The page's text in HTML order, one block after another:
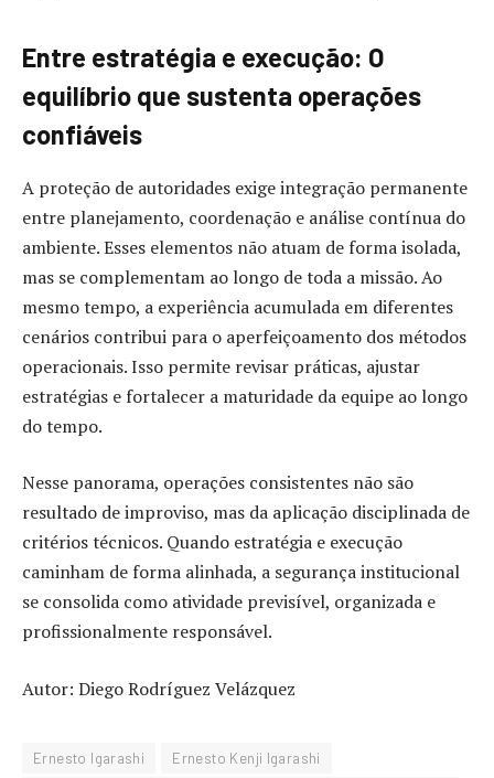
Entre estratégia e execução: O
equilíbrio que sustenta operações
confiáveis
A proteção de autoridades exige integração permanente
entre planejamento, coordenação e análise contínua do
ambiente. Esses elementos não atuam de forma isolada,
mas se complementam ao longo de toda a missão. Ao
mesmo tempo, a experiência acumulada em diferentes
cenários contribui para o aperfeiçoamento dos métodos
operacionais. Isso permite revisar práticas, ajustar
estratégias e fortalecer a maturidade da equipe ao longo
do tempo.
Nesse panorama, operações consistentes não são
resultado de improviso, mas da aplicação disciplinada de
critérios técnicos. Quando estratégia e execução
caminham de forma alinhada, a segurança institucional
se consolida como atividade previsível, organizada e
profissionalmente responsável.
Autor: Diego Rodríguez Velázquez
Ernesto Igarashi Ernesto Kenji Igarashi